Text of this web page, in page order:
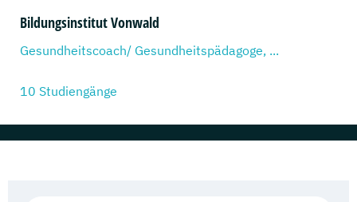
Bildungsinstitut Vonwald
Gesundheitscoach/ Gesundheitspädagoge, ...
10 Studiengänge
Fachhochschule Oberösterreich